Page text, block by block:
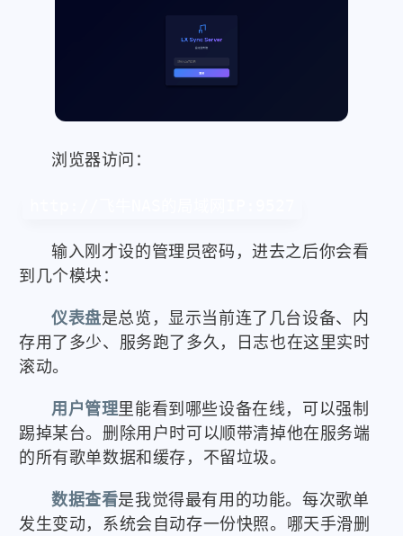
浏览器访问：
输入刚才设的管理员密码，进去之后你会看
到几个模块：
仪表盘是总览，显示当前连了几台设备、内
存用了多少、服务跑了多久，日志也在这里实时
滚动。
用户管理里能看到哪些设备在线，可以强制
踢掉某台。删除用户时可以顺带清掉他在服务端
的所有歌单数据和缓存，不留垃圾。
数据查看是我觉得最有用的功能。每次歌单
发生变动，系统会自动存一份快照。哪天手滑删